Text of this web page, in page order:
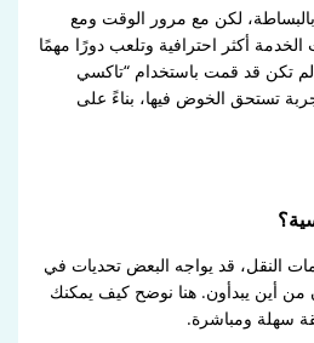
لكن مع مرور الوقت ومع
أكثر احترافية وتلعب دورًا مهمًا
لم تكن قد قمت باستخدام “تاكسي
تستحق الخوض فيها، بناءً على
النقل، قد يواجه البعض تحديات في
من أين يبدأون. هنا نوضح كيف يمكنك
سهلة ومباشرة.